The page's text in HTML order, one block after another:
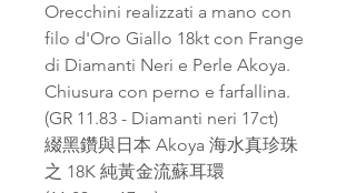
Orecchini realizzati a mano con
filo d'Oro Giallo 18kt con Frange
di Diamanti Neri e Perle Akoya.
Chiusura con perno e farfallina.
(GR 11.83 - Diamanti neri 17ct)
綴黑鑽與日本 Akoya 海水真珍珠
之 18K 純黃金流蘇耳環